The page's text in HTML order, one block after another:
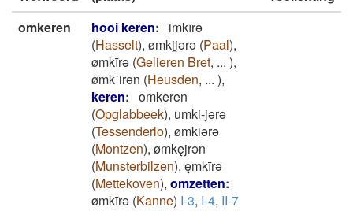
omkeren
hooi keren:
imkīrǝ
(Hasselt), ømkii̯ǝrǝ (Paal),
ømkīrǝ (Gelieren Bret, ... ),
ømk˙irǝn (Heusden, ... ),
keren: omkeren
(Opglabbeek), umki-jǝrǝ
(Tessenderlo), ømkiǝrǝ
(Montzen), ømkęjrǝn
(Munsterbilzen), ęmkīrǝ
(Mettekoven), omzetten:
ømkīrǝ (Kanne) I-3, I-4, II-7